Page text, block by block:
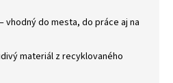
vhodný do mesta, do práce aj na
materiál z recyklovaného